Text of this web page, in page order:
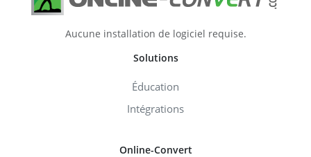
Aucune installation de logiciel requise.
Solutions
Éducation
Intégrations
Online-Convert